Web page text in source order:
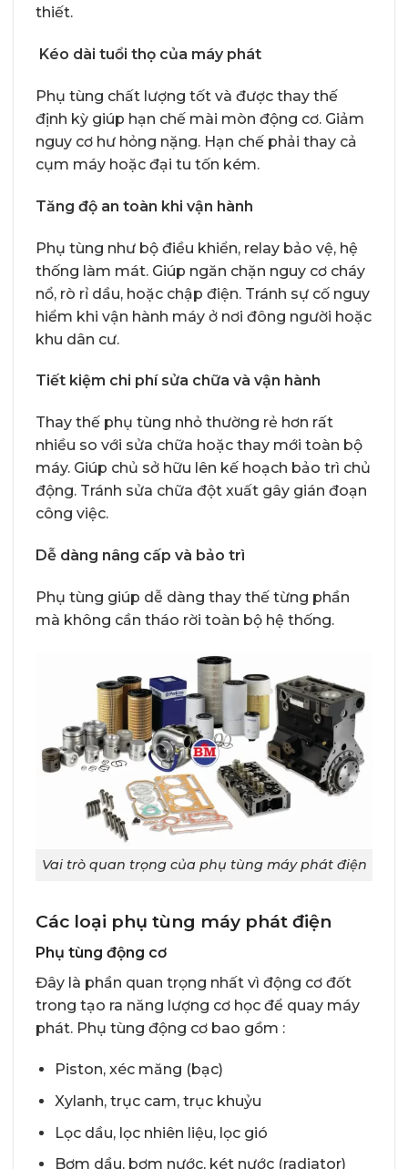
thiết.
Kéo dài tuổi thọ của máy phát
Phụ tùng chất lượng tốt và được thay thế
định kỳ giúp hạn chế mài mòn động cơ. Giảm
nguy cơ hư hỏng nặng. Hạn chế phải thay cả
cụm máy hoặc đại tu tốn kém.
Tăng độ an toàn khi vận hành
Phụ tùng như bộ điều khiển, relay bảo vệ, hệ
thống làm mát. Giúp ngăn chặn nguy cơ cháy
nổ, rò rỉ dầu, hoặc chập điện. Tránh sự cố nguy
hiểm khi vận hành máy ở nơi đông người hoặc
khu dân cư.
Tiết kiệm chi phí sửa chữa và vận hành
Thay thế phụ tùng nhỏ thường rẻ hơn rất
nhiều so với sửa chữa hoặc thay mới toàn bộ
máy. Giúp chủ sở hữu lên kế hoạch bảo trì chủ
động. Tránh sửa chữa đột xuất gây gián đoạn
công việc.
Dễ dàng nâng cấp và bảo trì
Phụ tùng giúp dễ dàng thay thế từng phần
mà không cần tháo rời toàn bộ hệ thống.
Vai trò quan trọng của phụ tùng máy phát điện
Các loại phụ tùng máy phát điện
Phụ tùng động cơ
Đây là phần quan trọng nhất vì động cơ đốt
trong tạo ra năng lượng cơ học để quay máy
phát. Phụ tùng động cơ bao gồm :
Piston, xéc măng (bạc)
Xylanh, trục cam, trục khuỷu
Lọc dầu, lọc nhiên liệu, lọc gió
Bơm dầu, bơm nước, két nước (radiator)